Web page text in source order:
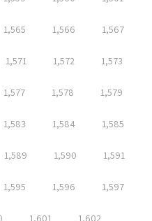
1,565 1,566 1,567
1,571 1,572 1,573
1,577 1,578 1,579
1,583 1,584 1,585
1,589 1,590 1,591
1,595 1,596 1,597
1,601 1,602